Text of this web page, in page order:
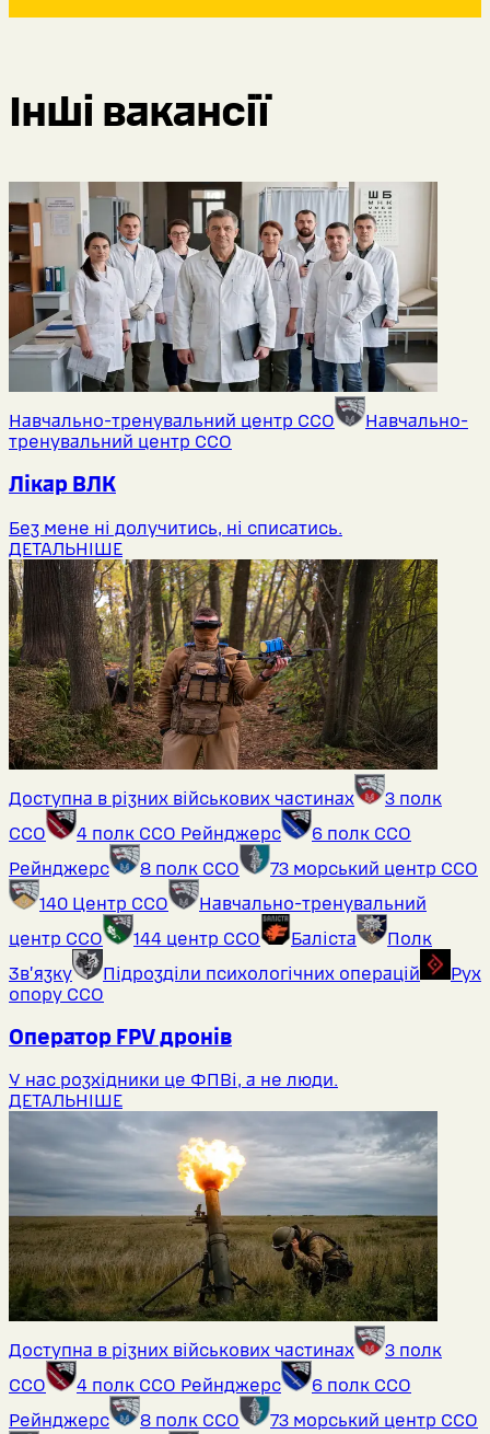
Інші вакансії
Навчально-тренувальний центр ССО
Навчально-
тренувальний центр ССО
Лікар ВЛК
Без мене ні долучитись, ні списатись.
ДЕТАЛЬНІШЕ
Доступна в різних військових частинах
3 полк
ССО
4 полк ССО Рейнджерс
6 полк ССО
Рейнджерс
8 полк ССО
73 морський центр ССО
140 Центр ССО
Навчально-тренувальний
центр ССО
144 центр ССО Баліста
Полк
Звʼязку
Підрозділи психологічних операцій
Рух
опору ССО
Оператор FPV дронів
У нас розхідники це ФПВі, а не люди.
ДЕТАЛЬНІШЕ
Доступна в різних військових частинах
3 полк
ССО
4 полк ССО Рейнджерс
6 полк ССО
Рейнджерс
8 полк ССО
73 морський центр ССО